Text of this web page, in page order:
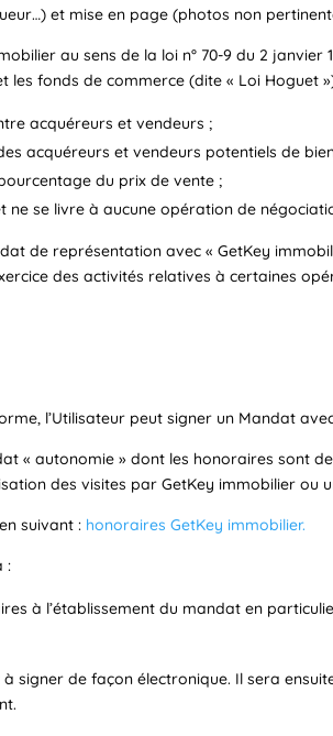
et mise en page (photos non
au sens de la loi n° 70-9 du 2
fonds de commerce (dite « Loi Hoguet
acquéreurs et vendeurs ;
acquéreurs et vendeurs potentiels de
du prix de vente ;
ne se livre à aucune opération de
de représentation avec « GetKey
des activités relatives à certaines
l’Utilisateur peut signer un Mandat
« autonomie » dont les honoraires sont
des visites par GetKey immobilier ou
suivant : honoraires GetKey immobilier.
:
à l’établissement du mandat en
signer de façon électronique. Il sera